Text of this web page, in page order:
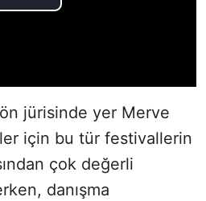
jürisinde yer Merve
için bu tür festivallerin
çok değerli
danışma